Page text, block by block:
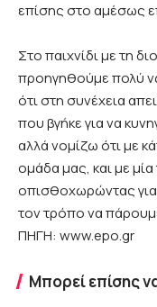
επίσης στο αμέσως
Στο παιχνίδι με τη
προηγηθούμε πολύ
ότι στη συνέχεια
που βγήκε για να
αλλά νομίζω ότι με
ομάδα μας, και με
οπισθοχωρώντας
τον τρόπο να
ΠΗΓΗ: www.epo.gr
Μπορεί επίσης